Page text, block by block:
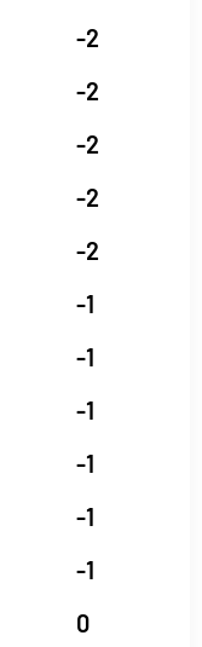
-2
-2
-2
-2
-2
-1
-1
-1
-1
-1
-1
0